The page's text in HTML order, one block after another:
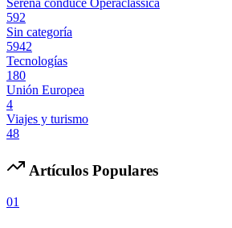
Serena conduce Operaclassica
592
Sin categoría
5942
Tecnologías
180
Unión Europea
4
Viajes y turismo
48
Artículos Populares
01